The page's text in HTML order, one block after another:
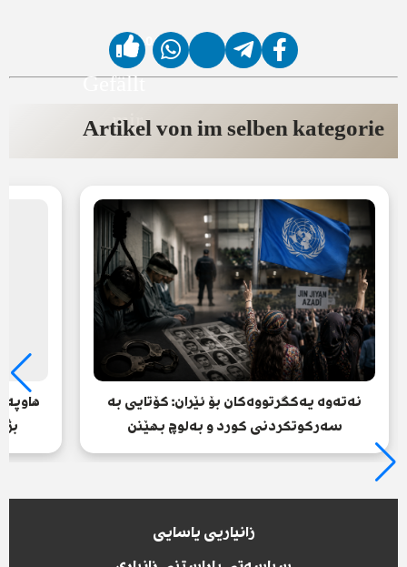
Gefällt
mir
Artikel von im selben kategorie
نەتەوە یەکگرتووەکان بۆ ئێران: کۆتایی بە
سەرکوتکردنی کورد و بەلوچ بهێنن
زانیاریی یاسایی